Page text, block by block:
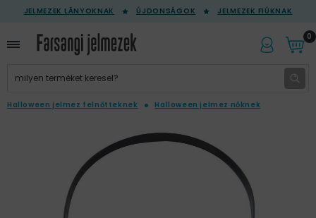
JELMEZEK LÁNYOKNAK ÚJDONSÁGOK JELMEZEK FIÚKNAK
0
Halloween jelmez felnőtteknek Halloween jelmez nőknek